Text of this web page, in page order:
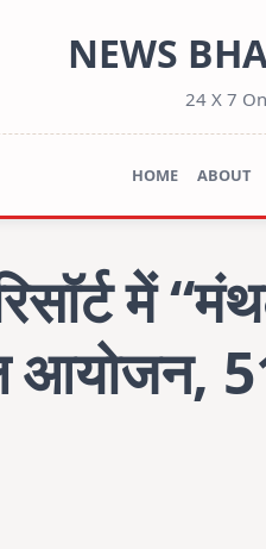
NEWS
24 X 7
HOME ABOUT
में